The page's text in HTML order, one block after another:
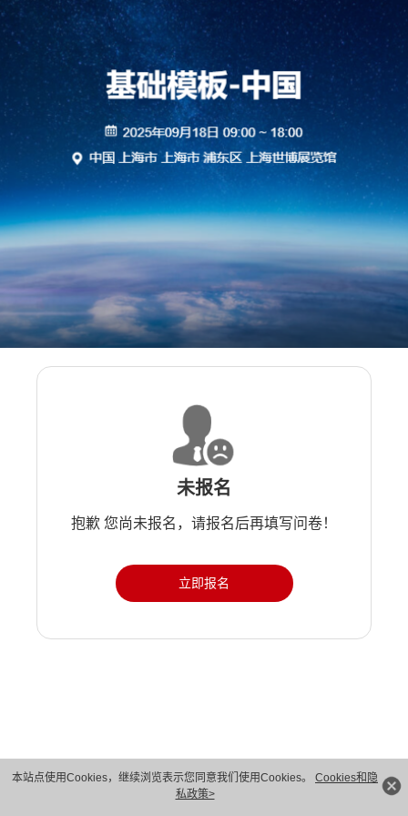
本站点使用Cookies，继续浏览表示您同意我们使用Cookies。 Cookies和隐
私政策>
未报名
抱歉 您尚未报名，请报名后再填写问卷！
立即报名